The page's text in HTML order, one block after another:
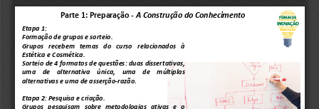
Parte 1: Preparação -A Construção do Conhecimento
Etapa 1:
Formação de grupos esorteio.
Grupos
recebem temas do curso relacionados
à
Estética eCosmética
Sorteio de 4 formatos de questões: duas dissertativas,
uma
de alternativa única, uma de
múltiplas
alternativas euma de asserção-razão.
Etapa 2: Pesquisa ecriação.
Grupos pesquisam sobre metodologias ativas e o